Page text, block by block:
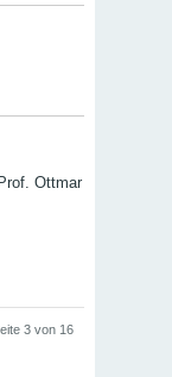
Ottmar
3 von 16